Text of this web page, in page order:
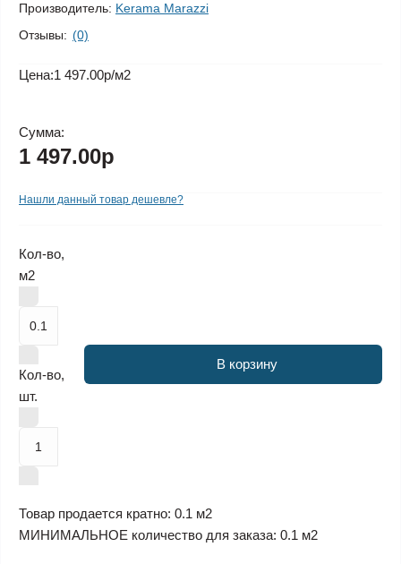
Производитель: Kerama Marazzi
Отзывы: (0)
Цена:1 497.00р/м2
Сумма:
1 497.00р
Нашли данный товар дешевле?
Кол-во,
м2
Кол-во,
шт.
В корзину
Товар продается кратно: 0.1 м2
МИНИМАЛЬНОЕ количество для заказа: 0.1 м2